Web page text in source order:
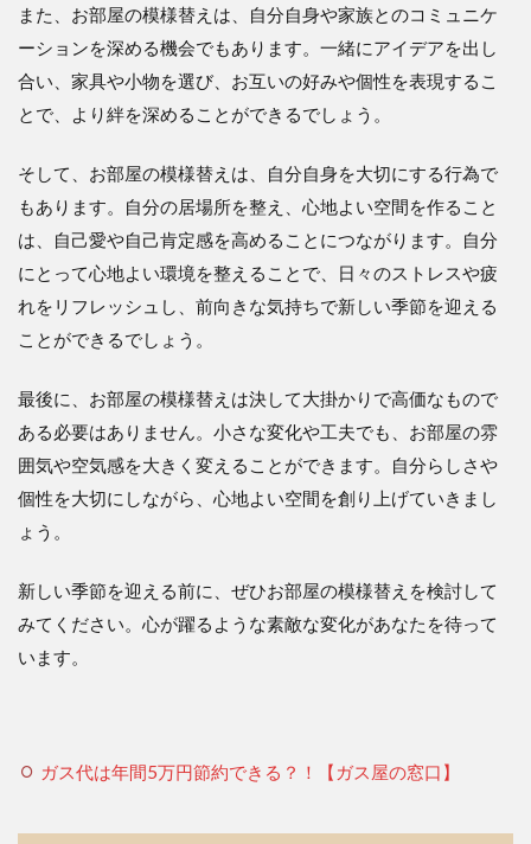
また、お部屋の模様替えは、自分自身や家族とのコミュニケ
ーションを深める機会でもあります。一緒にアイデアを出し
合い、家具や小物を選び、お互いの好みや個性を表現するこ
とで、より絆を深めることができるでしょう。
そして、お部屋の模様替えは、自分自身を大切にする行為で
もあります。自分の居場所を整え、心地よい空間を作ること
は、自己愛や自己肯定感を高めることにつながります。自分
にとって心地よい環境を整えることで、日々のストレスや疲
れをリフレッシュし、前向きな気持ちで新しい季節を迎える
ことができるでしょう。
最後に、お部屋の模様替えは決して大掛かりで高価なもので
ある必要はありません。小さな変化や工夫でも、お部屋の雰
囲気や空気感を大きく変えることができます。自分らしさや
個性を大切にしながら、心地よい空間を創り上げていきまし
ょう。
新しい季節を迎える前に、ぜひお部屋の模様替えを検討して
みてください。心が躍るような素敵な変化があなたを待って
います。
ガス代は年間5万円節約できる？！【ガス屋の窓口】